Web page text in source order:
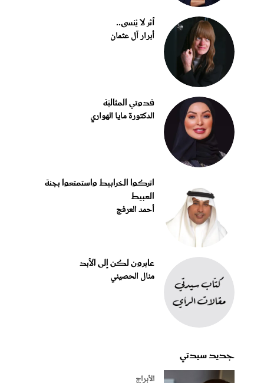
أثر لا يُنسى..
أبرار آل عثمان
قدوتي المثاليّة
الدكتورة مايا الهواري
اتركوا الخرابيط واستمتعوا بجنة
العبيط
أحمد العرفج
عابرون لكن إلى الأبد
منال الحصيني
جديد سيدتي
الأبراج